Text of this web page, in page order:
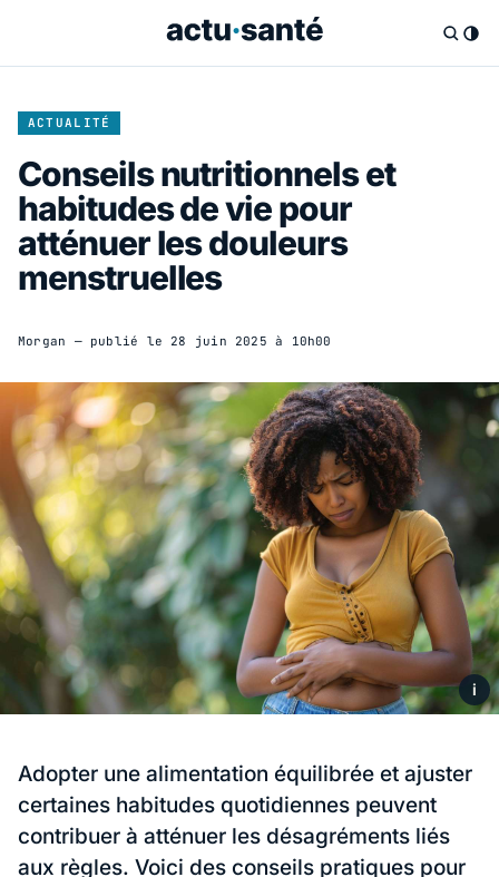
ACTUALITÉ
Conseils nutritionnels et
habitudes de vie pour
atténuer les douleurs
menstruelles
Morgan — publié le 28 juin 2025 à 10h00
i
Adopter une alimentation équilibrée et ajuster
certaines habitudes quotidiennes peuvent
contribuer à atténuer les désagréments liés
aux règles. Voici des conseils pratiques pour